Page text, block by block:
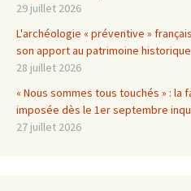
29 juillet 2026
L'archéologie « préventive »
son apport au patrimoine historique
28 juillet 2026
« Nous sommes tous touchés » :
imposée dès le 1er septembre
27 juillet 2026